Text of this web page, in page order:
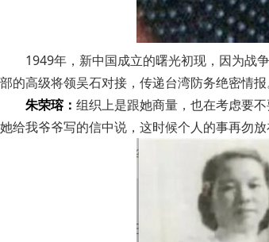
1949年，新中国成立的曙光初现，因为战
部的高级将领吴石对接，传递台湾防务绝密情报
朱荣瑢： 组织上是跟她商量，也在考虑要
她给我爷爷写的信中说，这时候个人的事再勿